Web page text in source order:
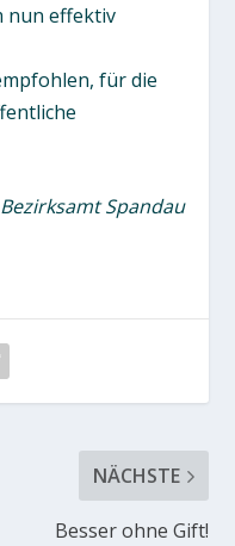
nun effektiv
für die
Bezirksamt Spandau
NÄCHSTE
Besser ohne Gift!